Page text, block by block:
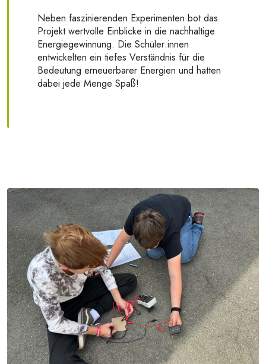
Neben faszinierenden Experimenten bot das
Projekt wertvolle Einblicke in die nachhaltige
Energiegewinnung. Die Schüler:innen
entwickelten ein tiefes Verständnis für die
Bedeutung erneuerbarer Energien und hatten
dabei jede Menge Spaß!